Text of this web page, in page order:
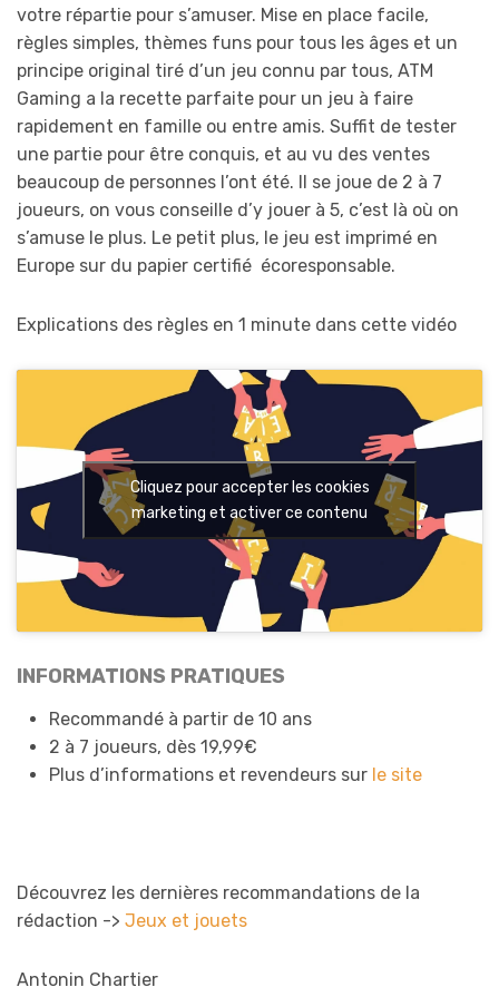
votre répartie pour s’amuser. Mise en place facile,
règles simples, thèmes funs pour tous les âges et un
principe original tiré d’un jeu connu par tous, ATM
Gaming a la recette parfaite pour un jeu à faire
rapidement en famille ou entre amis. Suffit de tester
une partie pour être conquis, et au vu des ventes
beaucoup de personnes l’ont été. Il se joue de 2 à 7
joueurs, on vous conseille d’y jouer à 5, c’est là où on
s’amuse le plus. Le petit plus, le jeu est imprimé en
Europe sur du papier certifié écoresponsable.
Explications des règles en 1 minute dans cette vidéo
Cliquez pour accepter les cookies
marketing et activer ce contenu
INFORMATIONS PRATIQUES
Recommandé à partir de 10 ans
2 à 7 joueurs, dès 19,99€
Plus d’informations et revendeurs sur le site
Découvrez les dernières recommandations de la
rédaction -> Jeux et jouets
Antonin Chartier